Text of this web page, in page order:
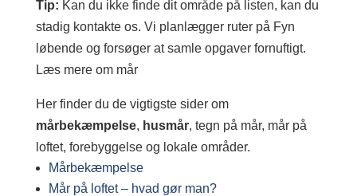
Tip: Kan du ikke finde dit område på listen, kan du
stadig kontakte os. Vi planlægger ruter på Fyn
løbende og forsøger at samle opgaver fornuftigt.
Læs mere om mår
Her finder du de vigtigste sider om
mårbekæmpelse, husmår, tegn på mår, mår på
loftet, forebyggelse og lokale områder.
Mårbekæmpelse
Mår på loftet – hvad gør man?